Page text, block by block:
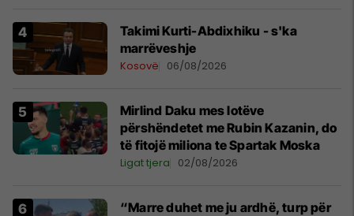
Takimi Kurti-Abdixhiku - s'ka
marrëveshje
Kosovë 06/08/2026
Mirlind Daku mes lotëve
përshëndetet me Rubin Kazanin, do
të fitojë miliona te Spartak Moska
Ligat tjera 02/08/2026
“Marre duhet me ju ardhë, turp për